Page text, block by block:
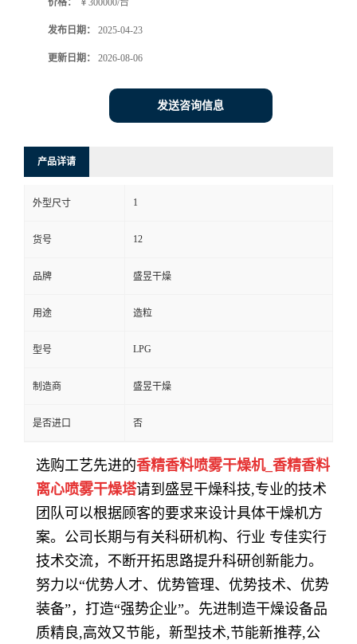
价格： ￥300000/台
发布日期： 2025-04-23
更新日期： 2026-08-06
发送咨询信息
产品详请
外型尺寸 1
货号 12
品牌 盛昱干燥
用途 造粒
型号 LPG
制造商 盛昱干燥
是否进口 否
选购工艺先进的香精香料喷雾干燥机_香精香料
离心喷雾干燥塔请到盛昱干燥科技,专业的技术
团队可以根据顾客的要求来设计具体干燥机方
案。公司长期与有关科研机构、行业 专佳实行
技术交流，不断开拓思路提升科研创新能力。
努力以“优势人才、优势管理、优势技术、优势
装备”，打造“强势企业”。先进制造干燥设备品
质精良,高效又节能，新型技术,节能新推荐,公